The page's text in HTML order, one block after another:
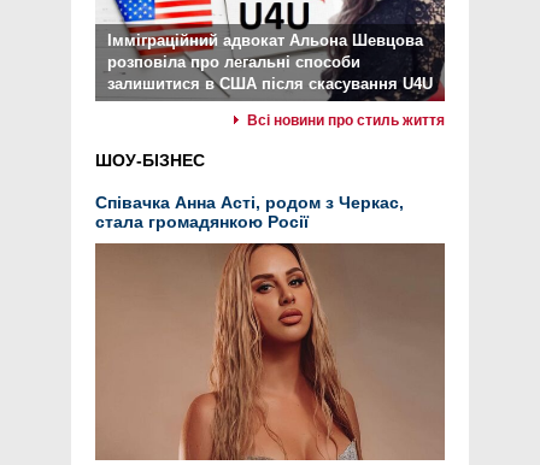
Імміграційний адвокат Альона Шевцова
розповіла про легальні способи
залишитися в США після скасування U4U
Всі новини про стиль життя
ШОУ-БІЗНЕС
Співачка Анна Асті, родом з Черкас,
стала громадянкою Росії